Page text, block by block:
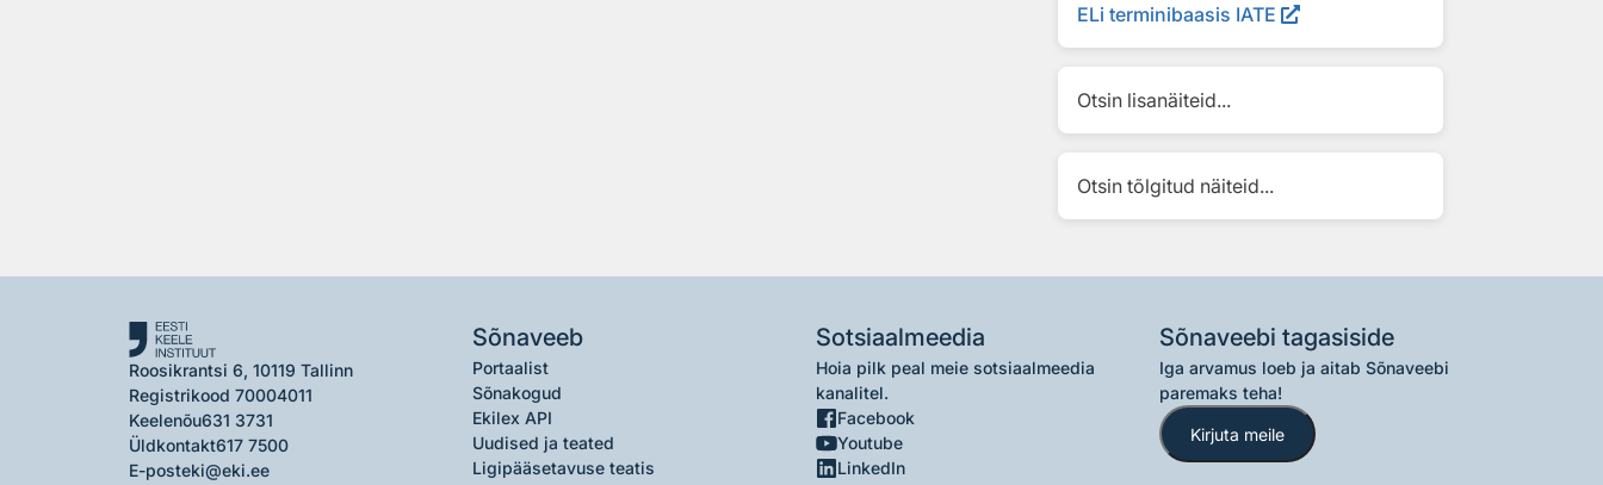
ELi terminibaasis IATE
Otsin lisanäiteid...
Otsin tõlgitud näiteid...
Roosikrantsi 6, 10119 Tallinn
Registrikood 70004011
Keelenõu631 3731
Üldkontakt617 7500
E-posteki@eki.ee
Sõnaveeb
Portaalist
Sõnakogud
Ekilex API
Uudised ja teated
Ligipääsetavuse teatis
Sotsiaalmeedia
Hoia pilk peal meie sotsiaalmeedia
kanalitel.
Facebook
Youtube
LinkedIn
Sõnaveebi tagasiside
Iga arvamus loeb ja aitab Sõnaveebi
paremaks teha!
Kirjuta meile